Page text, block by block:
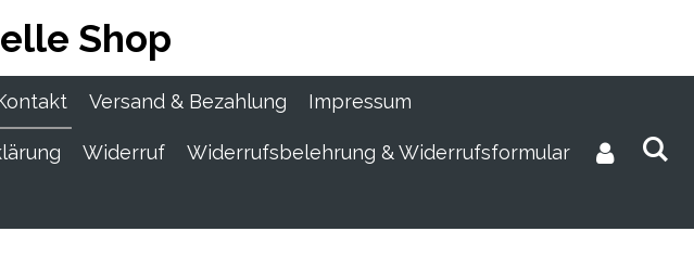
Shop
Versand & Bezahlung Impressum
Widerruf Widerrufsbelehrung & Widerrufsformular